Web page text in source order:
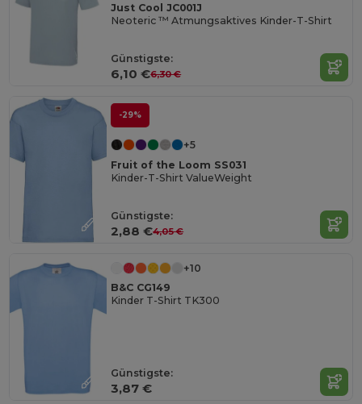
Just Cool JC001J
Neoteric ™ Atmungsaktives Kinder-T-Shirt
Günstigste:
6,10 €6,30 €
-29%
+5
Fruit of the Loom SS031
Kinder-T-Shirt ValueWeight
Günstigste:
2,88 €4,05 €
+10
B&C CG149
Kinder T-Shirt TK300
Günstigste:
3,87 €